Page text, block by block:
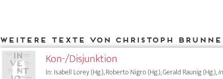
Weitere Texte von Christoph Brunner
Kon-/Disjunktion
In: Isabell Lorey (Hg.), Roberto Nigro (Hg.), Gerald Raunig (Hg.),